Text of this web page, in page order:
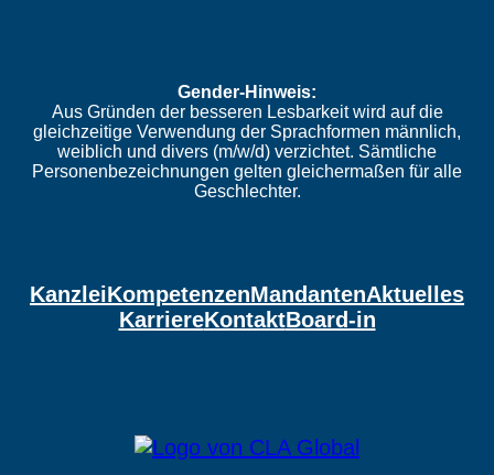
Gender-Hinweis:
Aus Gründen der besseren Lesbarkeit wird auf die
gleichzeitige Verwendung der Sprachformen männlich,
weiblich und divers (m/w/d) verzichtet. Sämtliche
Personenbezeichnungen gelten gleichermaßen für alle
Geschlechter.
KanzleiKompetenzenMandantenAktuelles
KarriereKontaktBoard-in